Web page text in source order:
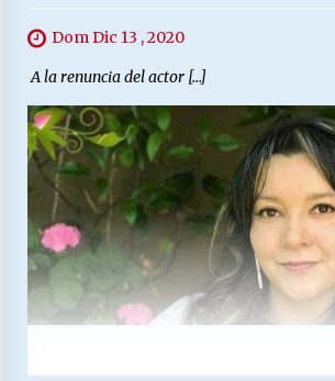
Dom Dic 13 , 2020
A la renuncia del actor […]